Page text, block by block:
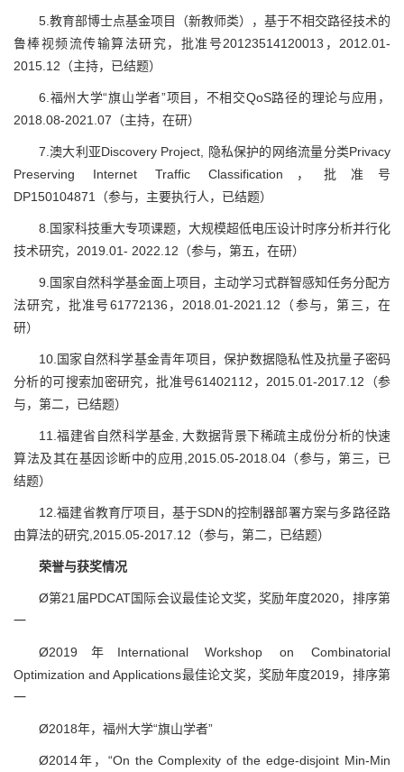
5.教育部博士点基金项目（新教师类），基于不相交路径技术的
鲁棒视频流传输算法研究，批准号20123514120013，2012.01-
2015.12（主持，已结题）
6.福州大学“旗山学者”项目，不相交QoS路径的理论与应用，
2018.08-2021.07（主持，在研）
7.澳大利亚Discovery Project, 隐私保护的网络流量分类Privacy
Preserving Internet Traffic Classification，批准号
DP150104871（参与，主要执行人，已结题）
8.国家科技重大专项课题，大规模超低电压设计时序分析并行化
技术研究，2019.01- 2022.12（参与，第五，在研）
9.国家自然科学基金面上项目，主动学习式群智感知任务分配方
法研究，批准号61772136，2018.01-2021.12（参与，第三，在
研）
10.国家自然科学基金青年项目，保护数据隐私性及抗量子密码
分析的可搜索加密研究，批准号61402112，2015.01-2017.12（参
与，第二，已结题）
11.福建省自然科学基金, 大数据背景下稀疏主成份分析的快速
算法及其在基因诊断中的应用,2015.05-2018.04（参与，第三，已
结题）
12.福建省教育厅项目，基于SDN的控制器部署方案与多路径路
由算法的研究,2015.05-2017.12（参与，第二，已结题）
荣誉与获奖情况
Ø第21届PDCAT国际会议最佳论文奖，奖励年度2020，排序第
一
Ø2019年International Workshop on Combinatorial
Optimization and Applications最佳论文奖，奖励年度2019，排序第
一
Ø2018年，福州大学“旗山学者”
Ø2014年，“On the Complexity of the edge-disjoint Min-Min